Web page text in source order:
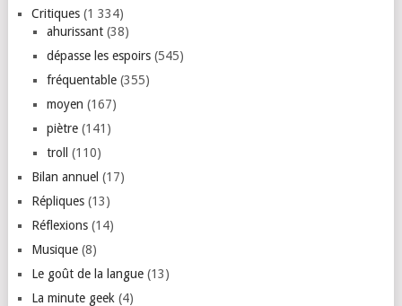
Critiques(1 334)
ahurissant(38)
dépasse les espoirs(545)
fréquentable(355)
moyen (167)
piètre(141)
troll
(110)
Bilan annuel (17)
Répliques(13)
Réflexions(14)
Musique(8)
Le goût de la langue(13)
La minute geek (4)